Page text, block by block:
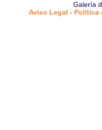
Galería
Aviso Legal -